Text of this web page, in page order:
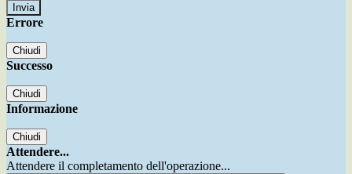
Errore
Chiudi
Successo
Chiudi
Informazione
Chiudi
Attendere...
Attendere il completamento dell'operazione...